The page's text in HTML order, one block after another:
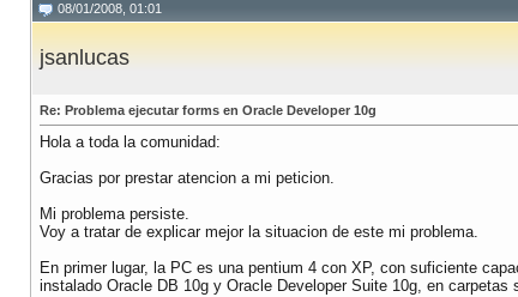
08/01/2008, 01:01
jsanlucas
Re: Problema ejecutar forms en Oracle Developer 10g
Hola a toda la comunidad:
Gracias por prestar atencion a mi peticion.
Mi problema persiste.
Voy a tratar de explicar mejor la situacion de este mi problema.
En primer lugar, la PC es una pentium 4 con XP, con suficiente
instalado Oracle DB 10g y Oracle Developer Suite 10g, en